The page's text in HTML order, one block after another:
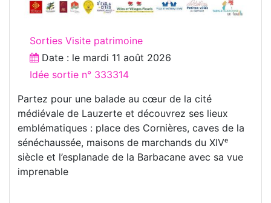
Sorties Visite patrimoine
Date : le mardi 11 août 2026
Idée sortie n° 333314
Partez pour une balade au cœur de la cité
médiévale de Lauzerte et découvrez ses lieux
emblématiques : place des Cornières, caves de la
sénéchaussée, maisons de marchands du XIVᵉ
siècle et l’esplanade de la Barbacane avec sa vue
imprenable